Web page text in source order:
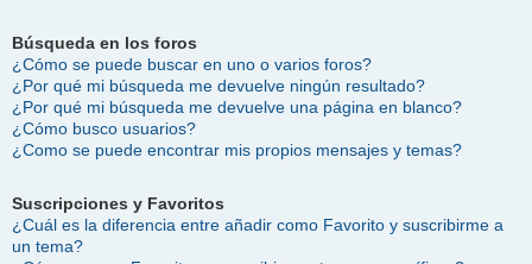
Búsqueda en los foros
¿Cómo se puede buscar en uno o varios foros?
¿Por qué mi búsqueda me devuelve ningún resultado?
¿Por qué mi búsqueda me devuelve una página en blanco?
¿Cómo busco usuarios?
¿Como se puede encontrar mis propios mensajes y temas?
Suscripciones y Favoritos
¿Cuál es la diferencia entre añadir como Favorito y suscribirme a
un tema?